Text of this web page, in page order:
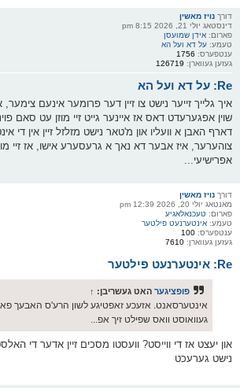
דורך נויז מאשין
דינסטאג יולי 21, 2026 8:15 pm
פארום: אידן שמועסן
טעמע: על דא ועל הא
ענטפערס: 1756
געזען געווארן: 126719
Re: על דא ועל הא
איך גלייך זייער נישט צו זיין דער פרומער אינעם
שוין אפגערעדט דאס אז איינער גייט זיי מוזן עט סאם
דארף האבן א וועליו און מ'טאר נישט מזלזל זיין אין די
צוהערער, איז אבער דא נאך א גרעסערע אישו, אז זיי מוזן
אפרישיעי...
דורך נויז מאשין
מאנטאג יולי 20, 2026 12:39 pm
פארום: טעכנאלאגיע
טעמע: אינטערנעט פילטער
ענטפערס: 100
געזען געווארן: 7610
Re: אינטערנעט פילטער
פופציגער האט געשריבן: ↑
אינטערסאנט. אזעכע זאפטיגע לשון הרע'ס האבעך
געוואוסט וואס שפילט זיך אפ...
און יעצט אז די ווייסט? וועסטו מסכים זיין אדער די
נישט גערעכט